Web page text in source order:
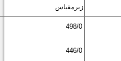
زیرمقیاس
498/0
446/0